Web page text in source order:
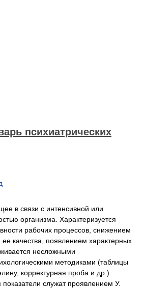
психиатрических
в связи с интенсивной или
организма. Характеризуется
рабочих процессов, снижением
качества, появлением характерных
несложными
методиками (таблицы
корректурная проба и др.).
служат проявлением У.